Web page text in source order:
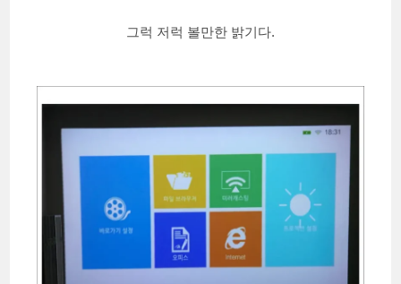
그럭 저럭 볼만한 밝기다.